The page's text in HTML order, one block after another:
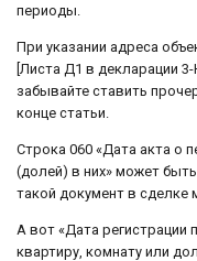
периоды.
При указании адреса
[Листа Д1 в декларации
забывайте ставить
конце статьи.
Строка 060 «Дата акта о
(долей) в них» может
такой документ в сделке
А вот «Дата регистрации
квартиру, комнату или